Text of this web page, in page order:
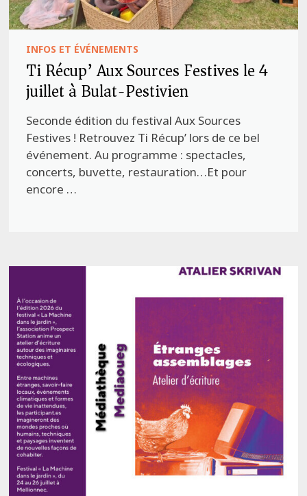
INFOS ET ÉVÉNEMENTS
Ti Récup’ Aux Sources Festives le 4
juillet à Bulat-Pestivien
Seconde édition du festival Aux Sources
Festives ! Retrouvez Ti Récup’ lors de ce bel
événement. Au programme : spectacles,
concerts, buvette, restauration…Et pour
encore …